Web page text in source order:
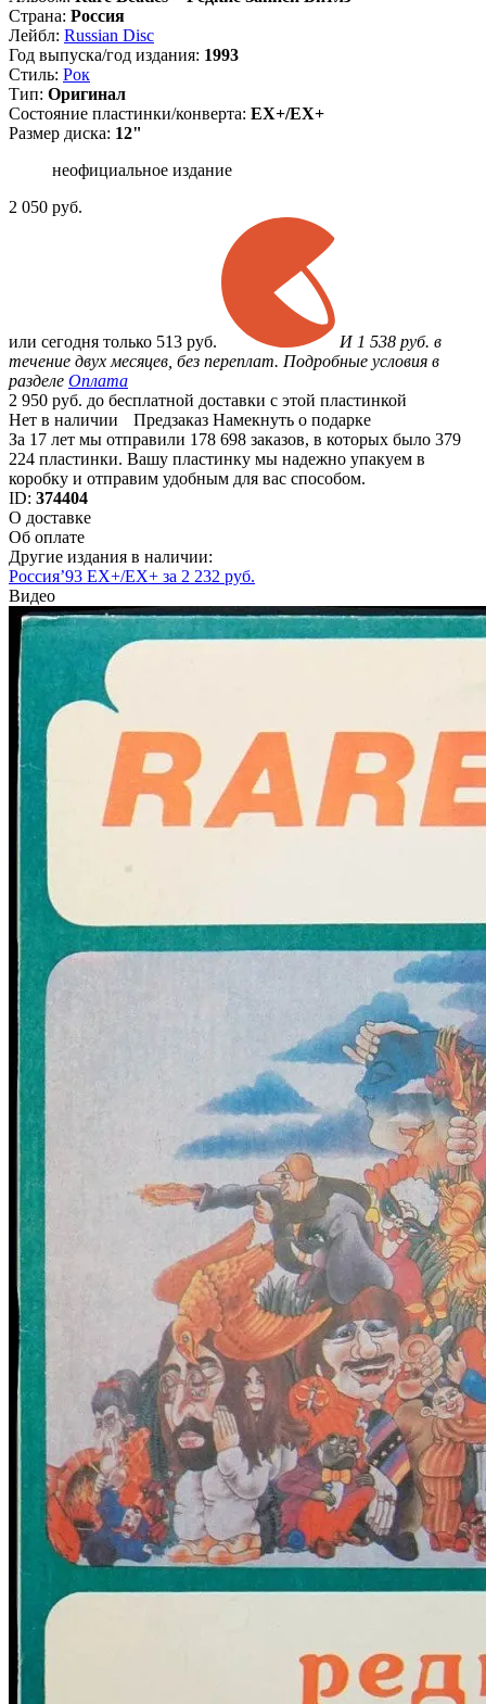
Страна: Россия
Лейбл: Russian Disc
Год выпуска/год издания: 1993
Стиль: Рок
Тип: Оригинал
Состояние пластинки/конверта: EX+/EX+
Размер диска: 12"
неофициальное издание
2 050 руб.
или сегодня только 513 руб.
И 1 538 руб. в
течение двух месяцев, без переплат. Подробные условия в
разделе Оплата
2 950 руб. до бесплатной доставки с этой пластинкой
Нет в наличии
Предзаказ Намекнуть о подарке
За 17 лет мы отправили 178 698 заказов, в которых было 379
224 пластинки. Вашу пластинку мы надежно упакуем в
коробку и отправим удобным для вас способом.
ID: 374404
О доставке
Об оплате
Другие издания в наличии:
Россия’93 EX+/EX+ за 2 232 руб.
Видео